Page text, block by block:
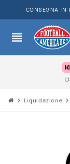
CONSEGNA
view_headline
chevron_right Liquidazione chevron_right